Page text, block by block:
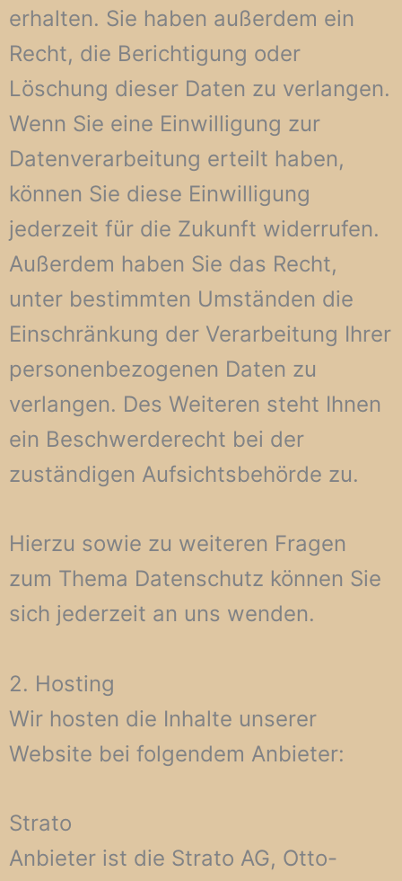
erhalten. Sie haben außerdem ein
Recht, die Berichtigung oder
Löschung dieser Daten zu verlangen.
Wenn Sie eine Einwilligung zur
Datenverarbeitung erteilt haben,
können Sie diese Einwilligung
jederzeit für die Zukunft widerrufen.
Außerdem haben Sie das Recht,
unter bestimmten Umständen die
Einschränkung der Verarbeitung Ihrer
personenbezogenen Daten zu
verlangen. Des Weiteren steht Ihnen
ein Beschwerderecht bei der
zuständigen Aufsichtsbehörde zu.
Hierzu sowie zu weiteren Fragen
zum Thema Datenschutz können Sie
sich jederzeit an uns wenden.
2. Hosting
Wir hosten die Inhalte unserer
Website bei folgendem Anbieter:
Strato
Anbieter ist die Strato AG, Otto-